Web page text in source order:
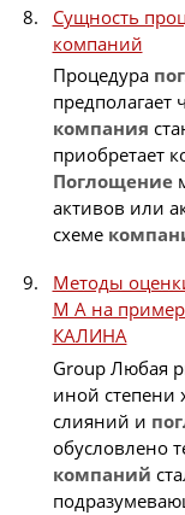
Сущность
компаний
Процедура
предполагает
компания
приобретает
Поглощение
активов или
схеме
Методы
М А на
КАЛИНА
Group Любая
иной степени
слияний и
обусловлено
компаний